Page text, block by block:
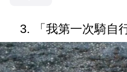
3. 「我第一次騎自